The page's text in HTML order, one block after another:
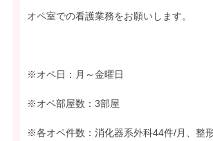
オペ室での看護業務をお願いします。
※オペ日：月～金曜日
※オペ部屋数：3部屋
※各オペ件数：消化器系外科44件/月、整